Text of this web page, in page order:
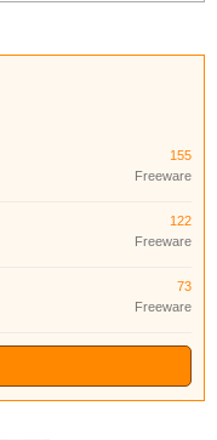
155
Freeware
122
Freeware
73
Freeware